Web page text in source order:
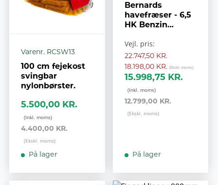
Varenr. RCSW13
100 cm fejekost
svingbar
nylonbørster.
5.500,00 KR.
4.400,00 KR.
På lager
Bernards
havefræser - 6,5
HK Benzin
aksel - 2 gear
15.998,75 KR.
12.799,00 KR.
Vejl. pris:
22.747,50 KR.
18.198,00 KR.
På lager